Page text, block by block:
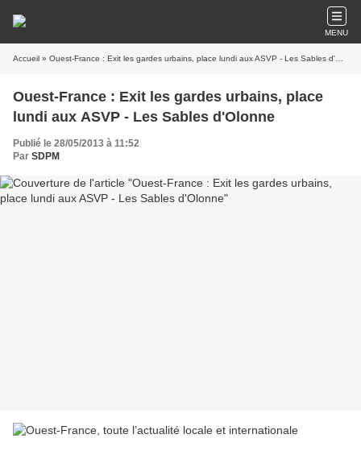
MENU
Accueil » Ouest-France : Exit les gardes urbains, place lundi aux ASVP - Les Sables d'Olonne
Ouest-France : Exit les gardes urbains, place
lundi aux ASVP - Les Sables d'Olonne
Publié le 28/05/2013 à 11:52
Par SDPM